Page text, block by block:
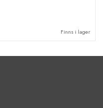
Finns i lager